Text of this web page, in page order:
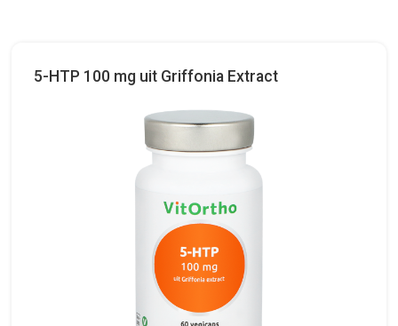
5-HTP 100 mg uit Griffonia Extract